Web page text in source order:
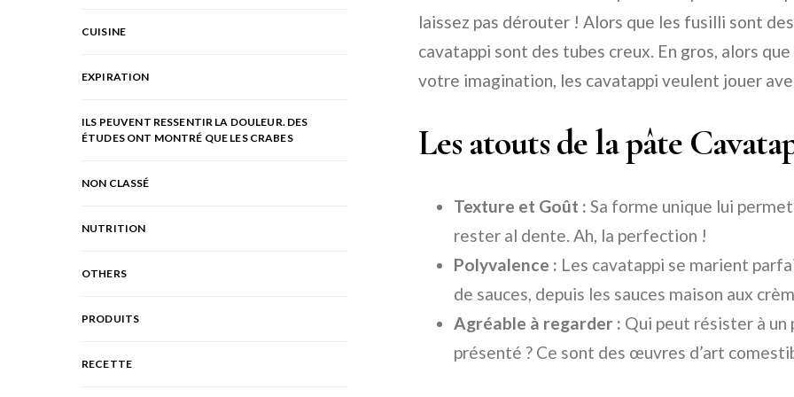
laissez pas dérouter ! Alors que les fusilli sont
cavatappi sont des tubes creux. En gros, alors
votre imagination, les cavatappi veulent jouer
Les atouts de la pâte
Texture et Goût : Sa forme unique lui
rester al dente. Ah, la perfection !
Polyvalence : Les cavatappi se marient
de sauces, depuis les sauces maison aux
Agréable à regarder : Qui peut résister à un
présenté ? Ce sont des œuvres d’art
CUISINE
EXPIRATION
ILS PEUVENT RESSENTIR LA DOULEUR. DES
ÉTUDES ONT MONTRÉ QUE LES CRABES
NON CLASSÉ
NUTRITION
OTHERS
PRODUITS
RECETTE